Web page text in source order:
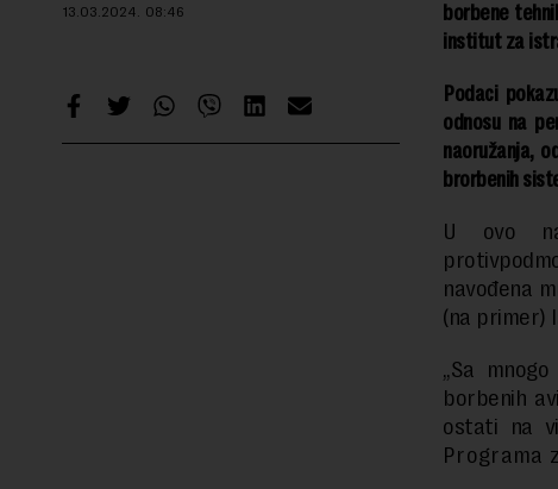
13.03.2024. 08:46
borbene
institut za
Podaci
odnosu na
naoružanja,
brorbenih
U ovo
navođena
(na primer)
„Sa
borbenih
ostati na
Programa